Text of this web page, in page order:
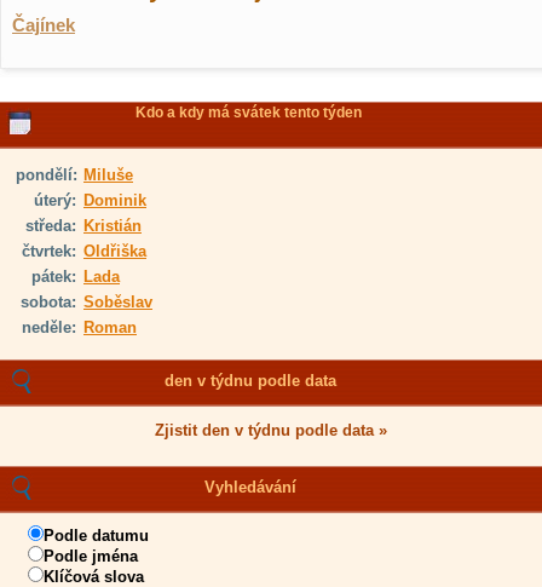
Čajínek
Kdo a kdy má svátek tento týden
pondělí: Miluše
úterý: Dominik
středa: Kristián
čtvrtek: Oldřiška
pátek: Lada
sobota: Soběslav
neděle: Roman
den v týdnu podle data
Zjistit den v týdnu podle data »
Vyhledávání
Podle datumu
Podle jména
Klíčová slova